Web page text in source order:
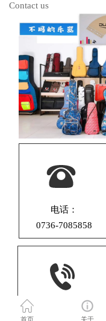
首页 关于
Contact us
电话：
0736-7085858
服务热线：